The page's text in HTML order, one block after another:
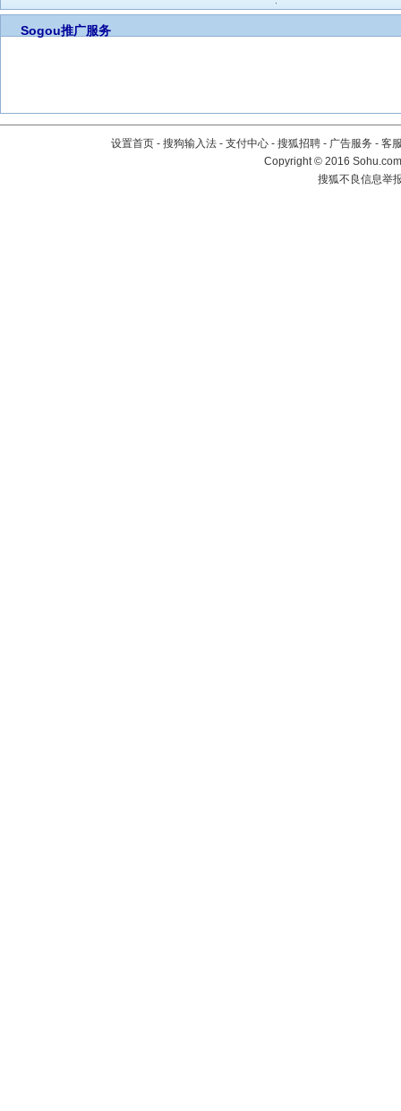
Sogou推广服务
设置首页 - 搜狗输入法 - 支付中心 - 搜狐招聘 - 广告服务 - 客
Copyright©2016
搜狐不良信息举